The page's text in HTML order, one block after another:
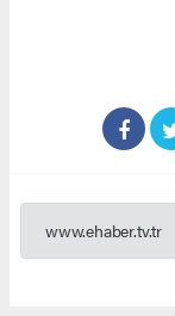
www.ehaber.tv.tr